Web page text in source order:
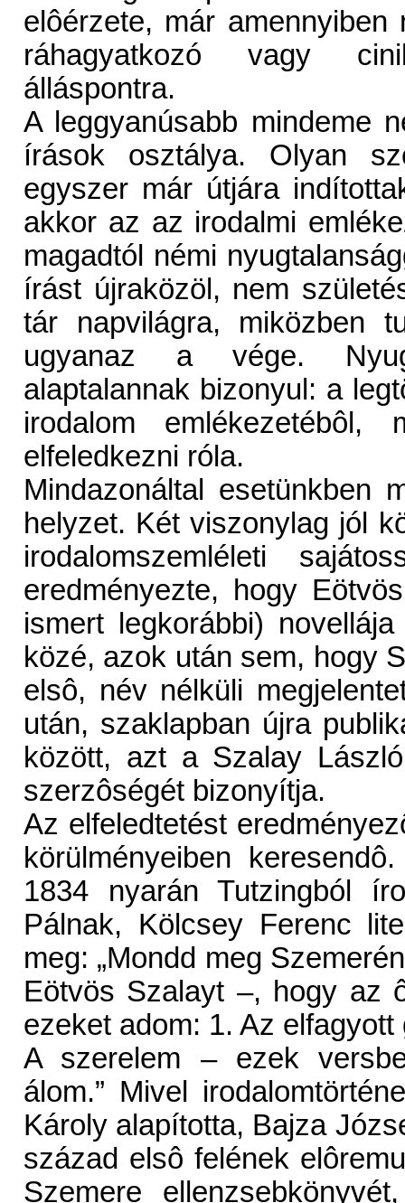
elôérzete, már
ráhagyatkozó vagy
álláspontra.
A leggyanúsabb mindeme
írások osztálya. Olyan
egyszer már útjára
akkor az az irodalmi
magadtól némi
írást újraközöl, nem
tár napvilágra, miközben
ugyanaz a vége.
alaptalannak bizonyul: a
irodalom
elfeledkezni róla.
Mindazonáltal esetünkben
helyzet. Két viszonylag jól
irodalomszemléleti
eredményezte, hogy
ismert legkorábbi)
közé, azok után sem, hogy
elsô, név nélküli
után, szaklapban újra
között, azt a Szalay
szerzôségét bizonyítja.
Az elfeledtetést
körülményeiben
1834 nyarán Tutzingból
Pálnak, Kölcsey Ferenc
meg: „Mondd meg
Eötvös Szalayt –, hogy az
ezeket adom: 1. Az
A szerelem – ezek
álom.” Mivel
Károly alapította, Bajza
század elsô felének
Szemere